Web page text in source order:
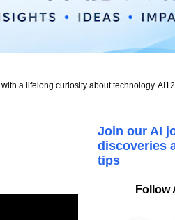
a lifelong curiosity about technology.
Join our AI
discoveries
tips
Follow